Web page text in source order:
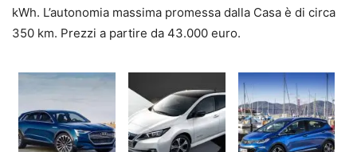
kWh. L’autonomia massima promessa dalla Casa è di circa
350 km. Prezzi a partire da 43.000 euro.